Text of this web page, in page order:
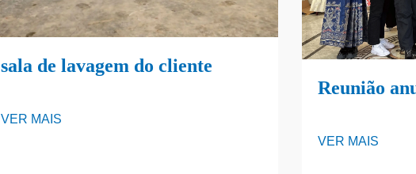
sala de lavagem do cliente
VER MAIS
Reunião
VER MAIS